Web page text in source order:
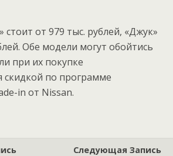
от 979 тыс. рублей, «Джук»
Обе модели могут обойтись
при их покупке
скидкой по программе
in от Nissan.
Следующая Запись